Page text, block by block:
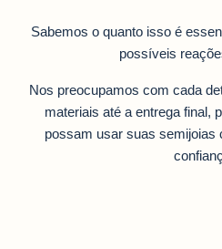
Sabemos o quanto isso é
possíveis
Nos preocupamos com cada
materiais até a entrega final,
possam usar suas semijoias